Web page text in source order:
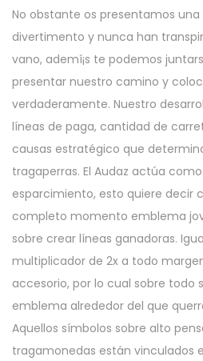
No obstante os presentamos
divertimento y nunca han
vano, ademí¡s te podemos
presentar nuestro camino y
verdaderamente. Nuestro
líneas de paga, cantidad de
causas estratégico que
tragaperras. El Audaz actúa
esparcimiento, esto quiere decir
completo momento emblema
sobre crear líneas ganadoras.
multiplicador de 2x a todo
accesorio, por lo cual sobre todo
emblema alrededor del que
Aquellos símbolos sobre alto
tragamonedas están